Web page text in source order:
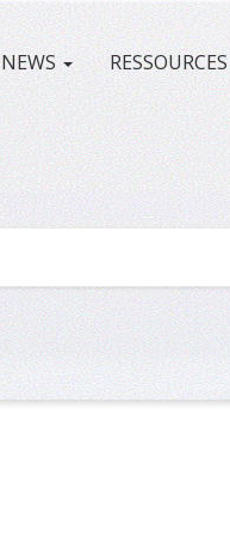
NEWS RESSOURCES